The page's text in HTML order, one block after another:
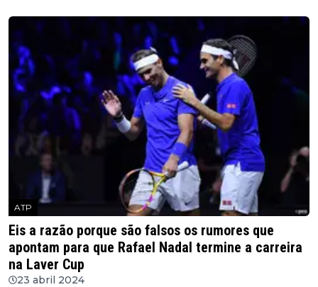
ATP
Eis a razão porque são falsos os rumores que
apontam para que Rafael Nadal termine a carreira
na Laver Cup
23 abril 2024